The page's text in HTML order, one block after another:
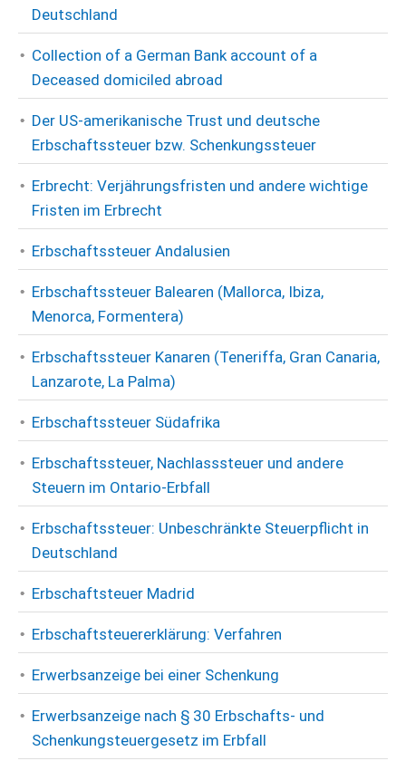
Deutschland
Collection of a German Bank account of a
Deceased domiciled abroad
Der US-amerikanische Trust und deutsche
Erbschaftssteuer bzw. Schenkungssteuer
Erbrecht: Verjährungsfristen und andere wichtige
Fristen im Erbrecht
Erbschaftssteuer Andalusien
Erbschaftssteuer Balearen (Mallorca, Ibiza,
Menorca, Formentera)
Erbschaftssteuer Kanaren (Teneriffa, Gran Canaria,
Lanzarote, La Palma)
Erbschaftssteuer Südafrika
Erbschaftssteuer, Nachlasssteuer und andere
Steuern im Ontario-Erbfall
Erbschaftssteuer: Unbeschränkte Steuerpflicht in
Deutschland
Erbschaftsteuer Madrid
Erbschaftsteuererklärung: Verfahren
Erwerbsanzeige bei einer Schenkung
Erwerbsanzeige nach § 30 Erbschafts- und
Schenkungsteuergesetz im Erbfall